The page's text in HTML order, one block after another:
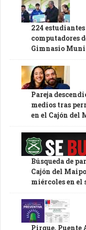
224
computadores
Gimnasio
Pareja
medios tras
en el Cajón del
Búsqueda de
Cajón del
miércoles en el
Pirque, Puente